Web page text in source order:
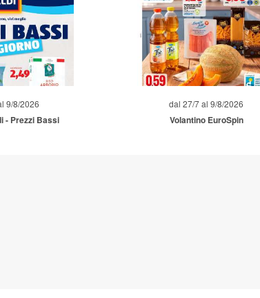
9/8/2026
- Prezzi Bassi
dal 27/7 al 9/8/2026
Volantino EuroSpin